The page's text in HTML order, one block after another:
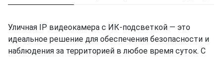
Уличная IP видеокамера с ИК-подсветкой — это
идеальное решение для обеспечения безопасности и
наблюдения за территорией в любое время суток. С